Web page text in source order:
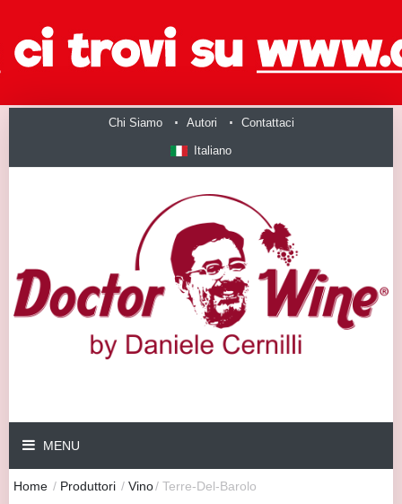
Chi Siamo Autori Contattaci
Italiano
MENU
Home / Produttori / Vino/ Terre-Del-Barolo